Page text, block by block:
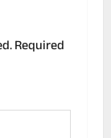
Required